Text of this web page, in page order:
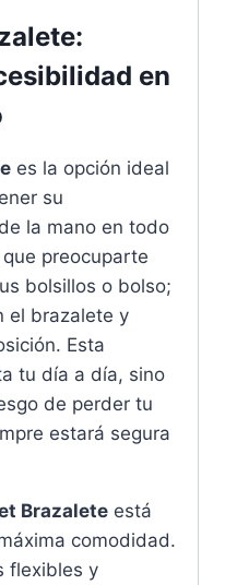
en
es la opción ideal
su
la mano en todo
preocuparte
bolsillos o bolso;
el brazalete y
Esta
tu día a día, sino
de perder tu
estará segura
Brazalete está
comodidad.
flexibles y